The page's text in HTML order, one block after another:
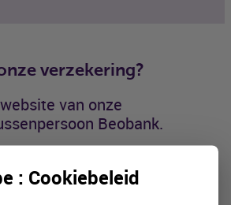
verzekering?
van onze
Beobank.
: Cookiebeleid